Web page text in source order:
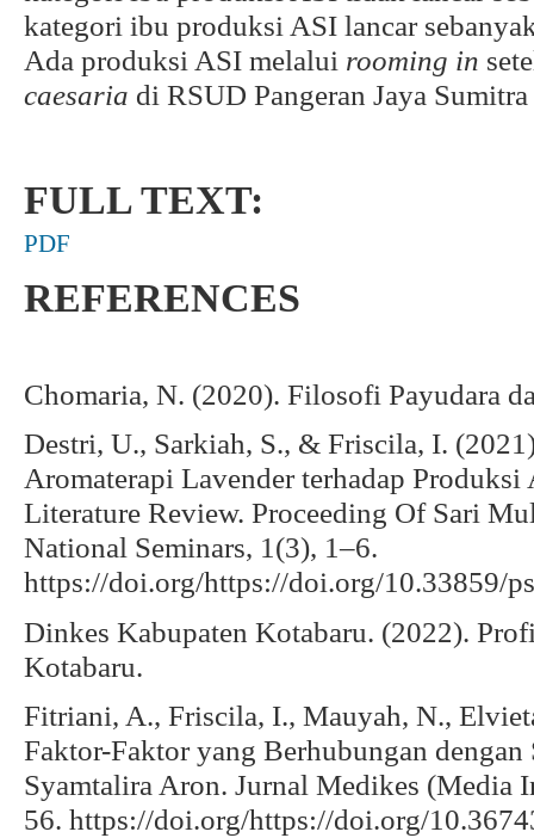
kategori ibu produksi ASI lancar
Ada produksi ASI melalui rooming in
caesaria di RSUD Pangeran Jaya
FULL TEXT:
PDF
REFERENCES
Chomaria, N. (2020). Filosofi Payudara
Destri, U., Sarkiah, S., & Friscila, I.
Aromaterapi Lavender terhadap
Literature Review. Proceeding Of Sari
National Seminars, 1(3), 1–6.
https://doi.org/https://doi.org/10.33859/
Dinkes Kabupaten Kotabaru. (2022).
Kotabaru.
Fitriani, A., Friscila, I., Mauyah, N.,
Faktor-Faktor yang Berhubungan dengan
Syamtalira Aron. Jurnal Medikes (Media
56. https://doi.org/https://doi.org/